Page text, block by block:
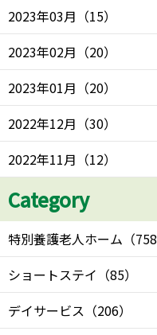
2023年03月 （15）
2023年02月 （20）
2023年01月 （20）
2022年12月 （30）
2022年11月 （12）
Category
特別養護老人ホーム （758
ショートステイ （85）
デイサービス （206）